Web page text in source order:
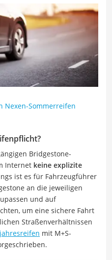
Nexen-Sommerreifen
Bridgestone-
Internet keine explizite
ist es für Fahrzeugführer
an die jeweiligen
und auf
um eine sichere Fahrt
Straßenverhältnissen
mit M+S-